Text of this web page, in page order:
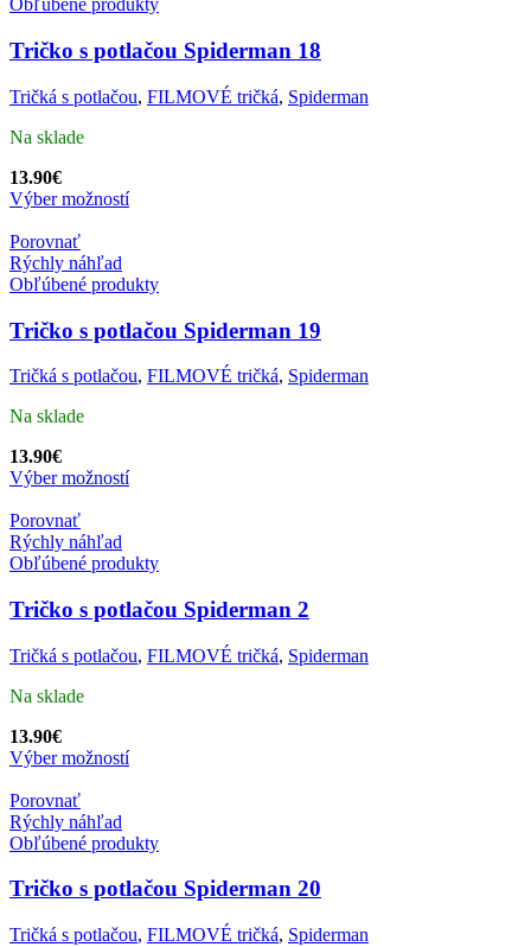
Obľúbené produkty
Tričko s potlačou Spiderman 18
Tričká s potlačou, FILMOVÉ tričká, Spiderman
Na sklade
13.90€
Výber možností
Porovnať
Rýchly náhľad
Obľúbené produkty
Tričko s potlačou Spiderman 19
Tričká s potlačou, FILMOVÉ tričká, Spiderman
Na sklade
13.90€
Výber možností
Porovnať
Rýchly náhľad
Obľúbené produkty
Tričko s potlačou Spiderman 2
Tričká s potlačou, FILMOVÉ tričká, Spiderman
Na sklade
13.90€
Výber možností
Porovnať
Rýchly náhľad
Obľúbené produkty
Tričko s potlačou Spiderman 20
Tričká s potlačou, FILMOVÉ tričká, Spiderman